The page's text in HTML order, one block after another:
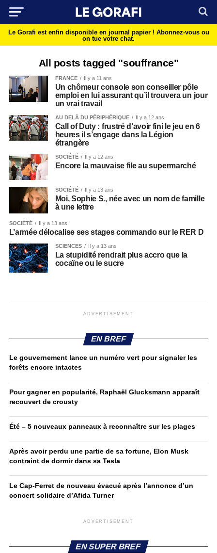
Le Gorafi est enfin disponible en journal papier ! Abonnez-vous ou
on tue votre chat.
All posts tagged "souffrance"
FRANCE Il y a 11 ans
Un chômeur console son conseiller pôle
emploi en lui assurant qu’il trouvera un jour
un vrai travail
AU DELÀ DU PÉRIPHÉRIQUE Il y a 12 ans
Call of Duty : frustré d’avoir fini le jeu en 6
heures il s’engage dans la Légion
étrangère
SOCIÉTÉ Il y a 12 ans
Encore la mauvaise file au supermarché
SOCIÉTÉ Il y a 13 ans
Moi, Sophie S., née avec un nom de famille
à une lettre
SOCIÉTÉ Il y a 13 ans
L’armée délocalise ses stages commando sur le RER D
SCIENCES Il y a 13 ans
La stupidité rendrait plus accro que la
cocaïne ou le sucre
ADVERTISEMENT
EN BREF
Le gouvernement lance un numéro vert pour signaler les
forêts encore intactes
Pour gagner en popularité, Raphaël Glucksmann apparaît
recouvert de crousty
Été – 5 nouveaux panneaux à reconnaître sur les plages
Après avoir perdu une partie de sa fortune, Elon Musk
contraint de dormir dans sa Tesla
Le Cap-Ferret de nouveau évacué après l’annonce d’un
concert solidaire d’Afida Turner
ADVERTISEMENT
EN SUPER BREF